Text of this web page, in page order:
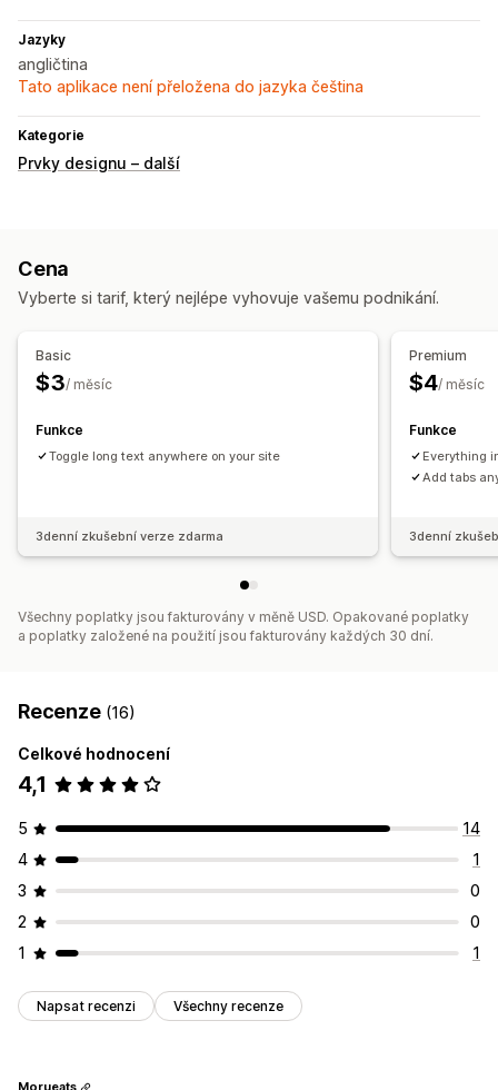
Jazyky
angličtina
Tato aplikace není přeložena do jazyka čeština
Kategorie
Prvky designu – další
Cena
Vyberte si tarif, který nejlépe vyhovuje vašemu podnikání.
Basic
$3/ měsíc
Funkce
Toggle long text anywhere on your site
3denní zkušební verze zdarma
Premium
$4/ měsíc
Funkce
Everything
Add tabs
3denní
Všechny poplatky jsou fakturovány v měně USD. Opakované poplatky
a poplatky založené na použití jsou fakturovány každých 30 dní.
Recenze (16)
Celkové hodnocení
4,1
5
14
4
1
3
0
2
0
1
1
Napsat recenzi Všechny recenze
Morueats